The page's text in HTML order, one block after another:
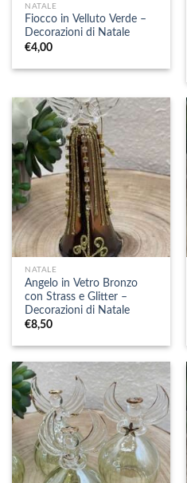
NATALE
Fiocco in Velluto Verde –
Decorazioni di Natale
€4,00
NATALE
Angelo in Vetro Bronzo
con Strass e Glitter –
Decorazioni di Natale
€8,50